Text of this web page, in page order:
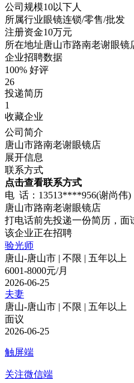
公司规模10以下人
所属行业眼镜连锁/零售/批发
注册资金10万元
所在地址唐山市路南老谢眼镜
企业招聘数据
100% 好评
26
投递简历
1
收藏企业
公司简介
唐山市路南老谢眼镜店
展开信息
联系方式
点击查看联系方式
电 话：13513****956(谢尚伟)
唐山市路南老谢眼镜店
打电话前先投递一份简历，面
该企业正在招聘
验光师
唐山-唐山市 | 不限 | 五年以上
6001-8000元/月
2026-06-25
夫妻
唐山-唐山市 | 不限 | 五年以上
面议
2026-06-25
触屏端
关注微信端